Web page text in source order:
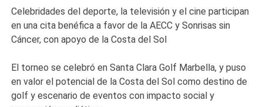
Celebridades del deporte, la televisión y el cine participan
en una cita benéfica a favor de la AECC y Sonrisas sin
Cáncer, con apoyo de la Costa del Sol
El torneo se celebró en Santa Clara Golf Marbella, y puso
en valor el potencial de la Costa del Sol como destino de
golf y escenario de eventos con impacto social y